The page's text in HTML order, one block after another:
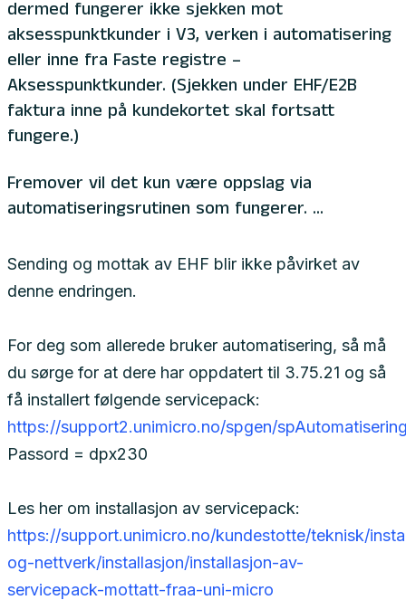
dermed fungerer ikke sjekken mot
aksesspunktkunder i V3, verken i automatisering
eller inne fra Faste registre –
Aksesspunktkunder. (Sjekken under EHF/E2B
faktura inne på kundekortet skal fortsatt
fungere.)
Fremover vil det kun være oppslag via
automatiseringsrutinen som fungerer. ...
Sending og mottak av EHF blir ikke påvirket av
denne endringen.
For deg som allerede bruker automatisering, så må
du sørge for at dere har oppdatert til 3.75.21 og så
få installert følgende servicepack:
https://support2.unimicro.no/spgen/
Passord = dpx230
Les her om installasjon av servicepack:
https://support.unimicro.no/kundestotte/teknisk/
og-nettverk/installasjon/installasjon-av-
servicepack-mottatt-fraa-uni-micro